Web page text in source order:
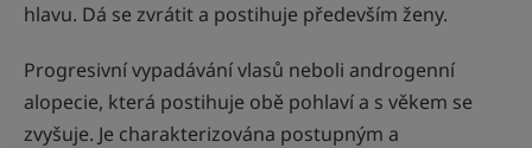
hlavu. Dá se zvrátit a postihuje především ženy.
Progresivní vypadávání vlasů neboli androgenní
alopecie, která postihuje obě pohlaví a s věkem se
zvyšuje. Je charakterizována postupným a